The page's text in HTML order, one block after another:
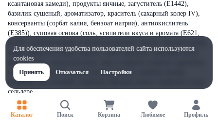
ксантановая камеди), продукты яичные, загуститель (Е1442),
базилик сушеный, ароматизатор, краситель (сахарный колер IV),
консерванты (сорбат калия, бензоат натрия), антиокислитель
(Е385)); суповая основа (соль, усилители вкуса и аромата (Е621,
сахар, пряности (перец черный, перец красный, лавровый лист),
ароматизатор, мальтодекстрин, мясо говядины сушеное, краситель
(сахарный колер IV), масло растительное)); сушеные овощи
(морковь, лук зеленый, паприка). Продукт может содержать следы
сельдере
Каталог Поиск Корзина Любимое Профиль
Для обеспечения удобства пользователей сайта используются
cookies
Принять
Отказаться Настройки